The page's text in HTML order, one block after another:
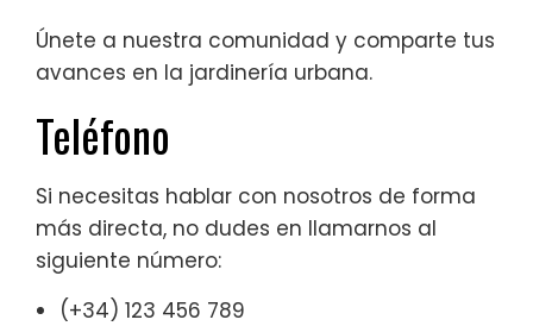
Únete a nuestra comunidad y comparte tus
avances en la jardinería urbana.
Teléfono
Si necesitas hablar con nosotros de forma
más directa, no dudes en llamarnos al
siguiente número:
(+34) 123 456 789